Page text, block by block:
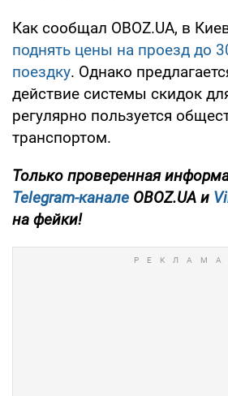
Как сообщал OBOZ.UA, в
поднять цены на проезд до
поездку. Однако
действие системы скидок
регулярно пользуется
транспортом.
Только проверенная
Telegram-канале OBOZ.UA и
на фейки!